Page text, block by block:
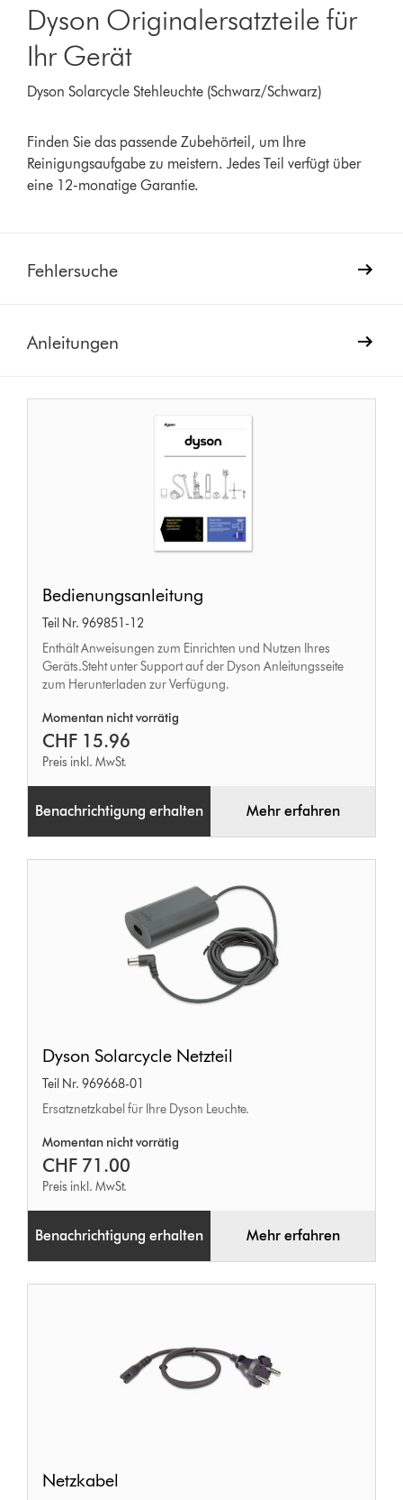
Dyson Originalersatzteile für
Ihr Gerät
Dyson Solarcycle Stehleuchte (Schwarz/Schwarz)
Finden Sie das passende Zubehörteil, um Ihre
Reinigungsaufgabe zu meistern. Jedes Teil verfügt über
eine 12-monatige Garantie.
Fehlersuche
Anleitungen
Bedienungsanleitung
Teil Nr. 969851-12
Enthält Anweisungen zum Einrichten und Nutzen Ihres
Geräts.Steht unter Support auf der Dyson Anleitungsseite
zum Herunterladen zur Verfügung.
Momentan nicht vorrätig
CHF 15.96
Preis inkl. MwSt.
Benachrichtigung erhalten Mehr erfahren
Solarcycle
Netzteil
Dyson Solarcycle Netzteil
Teil Nr. 969668-01
Ersatznetzkabel für Ihre Dyson Leuchte.
Momentan nicht vorrätig
CHF 71.00
Preis inkl. MwSt.
Benachrichtigung erhalten Mehr erfahren
Netzkabel